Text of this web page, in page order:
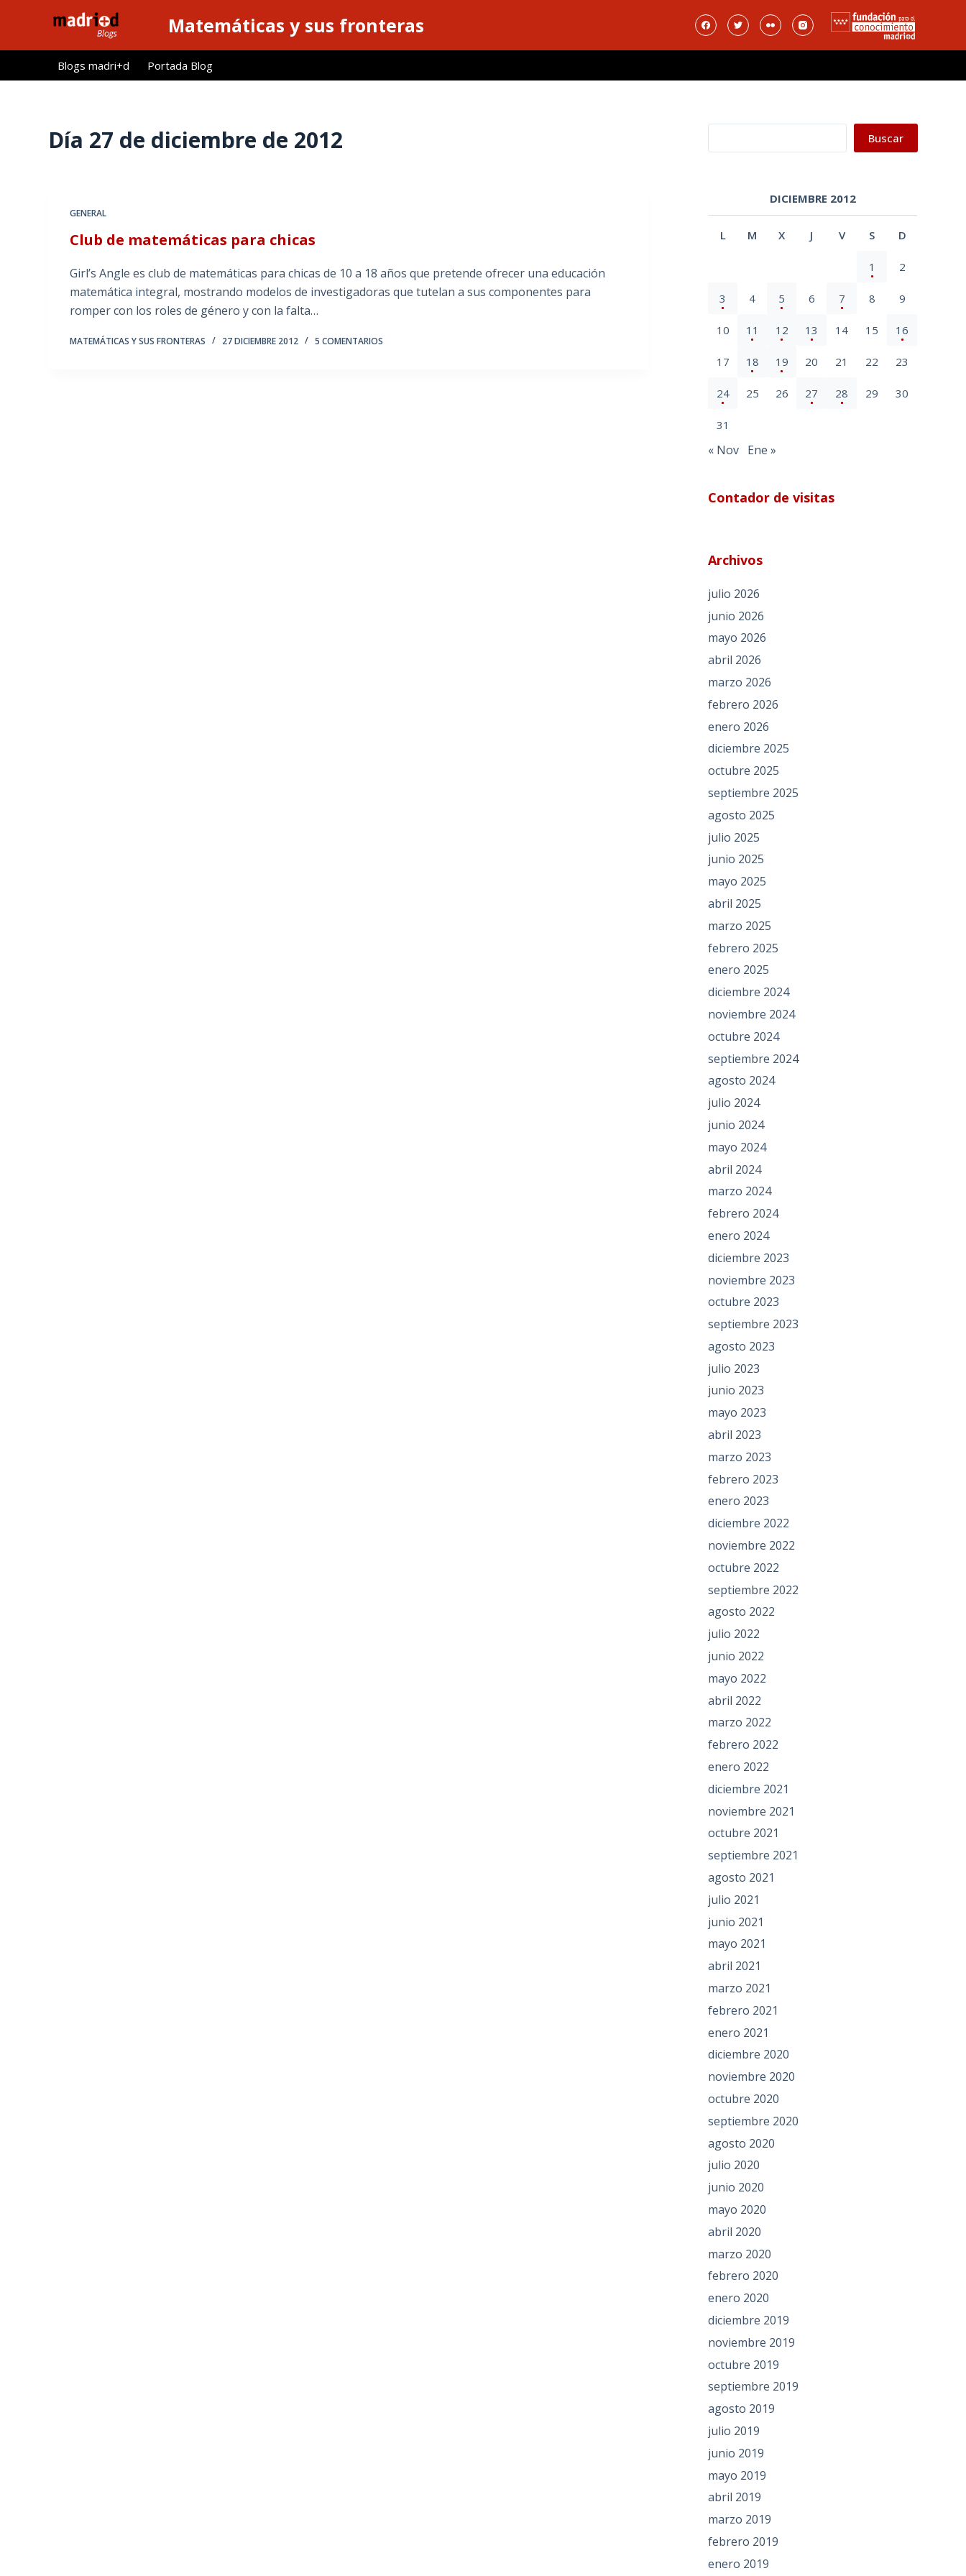
l
Matemáticas y sus fronteras
Blogs madri+d Portada Blog
Día 27 de diciembre de 2012
GENERAL
Club de matemáticas para chicas
Girl’s Angle es club de matemáticas para chicas de 10 a 18 años que pretende ofrecer una educación
matemática integral, mostrando modelos de investigadoras que tutelan a sus componentes para
romper con los roles de género y con la falta…
MATEMÁTICAS Y SUS FRONTERAS 27 DICIEMBRE 2012 5 COMENTARIOS
Buscar
DICIEMBRE 2012
L M X J V S D
1 2
3 4 5 6 7 8 9
10 11 12 13 14 15 16
17 18 19 20 21 22 23
24 25 26 27 28 29 30
31
« Nov Ene »
Contador de visitas
Archivos
julio 2026
junio 2026
mayo 2026
abril 2026
marzo 2026
febrero 2026
enero 2026
diciembre 2025
octubre 2025
septiembre 2025
agosto 2025
julio 2025
junio 2025
mayo 2025
abril 2025
marzo 2025
febrero 2025
enero 2025
diciembre 2024
noviembre 2024
octubre 2024
septiembre 2024
agosto 2024
julio 2024
junio 2024
mayo 2024
abril 2024
marzo 2024
febrero 2024
enero 2024
diciembre 2023
noviembre 2023
octubre 2023
septiembre 2023
agosto 2023
julio 2023
junio 2023
mayo 2023
abril 2023
marzo 2023
febrero 2023
enero 2023
diciembre 2022
noviembre 2022
octubre 2022
septiembre 2022
agosto 2022
julio 2022
junio 2022
mayo 2022
abril 2022
marzo 2022
febrero 2022
enero 2022
diciembre 2021
noviembre 2021
octubre 2021
septiembre 2021
agosto 2021
julio 2021
junio 2021
mayo 2021
abril 2021
marzo 2021
febrero 2021
enero 2021
diciembre 2020
noviembre 2020
octubre 2020
septiembre 2020
agosto 2020
julio 2020
junio 2020
mayo 2020
abril 2020
marzo 2020
febrero 2020
enero 2020
diciembre 2019
noviembre 2019
octubre 2019
septiembre 2019
agosto 2019
julio 2019
junio 2019
mayo 2019
abril 2019
marzo 2019
febrero 2019
enero 2019